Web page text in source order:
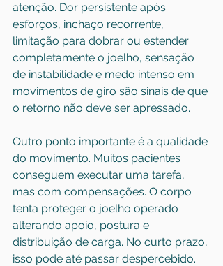
atenção. Dor persistente após
esforços, inchaço recorrente,
limitação para dobrar ou estender
completamente o joelho, sensação
de instabilidade e medo intenso em
movimentos de giro são sinais de que
o retorno não deve ser apressado.
Outro ponto importante é a qualidade
do movimento. Muitos pacientes
conseguem executar uma tarefa,
mas com compensações. O corpo
tenta proteger o joelho operado
alterando apoio, postura e
distribuição de carga. No curto prazo,
isso pode até passar despercebido.